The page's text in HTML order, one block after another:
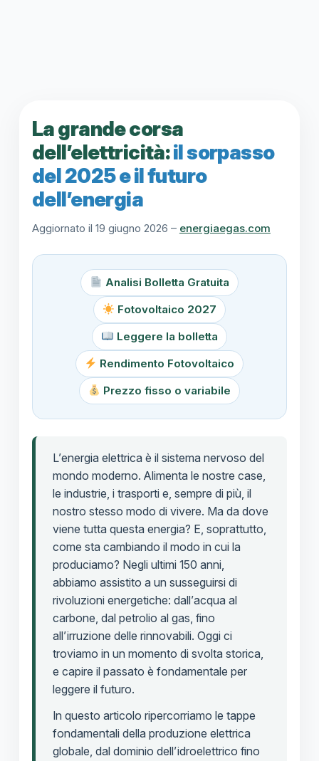
La grande corsa
dell’elettricità:il sorpasso
del 2025 e il futuro
dell’energia
Aggiornato il 19 giugno 2026 – energiaegas.com
Analisi Bolletta Gratuita
Fotovoltaico 2027
Leggere la bolletta
Rendimento Fotovoltaico
Prezzo fisso o variabile
L’energia elettrica è il sistema nervoso del
mondo moderno. Alimenta le nostre case,
le industrie, i trasporti e, sempre di più, il
nostro stesso modo di vivere. Ma da dove
viene tutta questa energia? E, soprattutto,
come sta cambiando il modo in cui la
produciamo? Negli ultimi 150 anni,
abbiamo assistito a un susseguirsi di
rivoluzioni energetiche: dall’acqua al
carbone, dal petrolio al gas, fino
all’irruzione delle rinnovabili. Oggi ci
troviamo in un momento di svolta storica,
e capire il passato è fondamentale per
leggere il futuro.
In questo articolo ripercorriamo le tappe
fondamentali della produzione elettrica
globale, dal dominio dell’idroelettrico fino